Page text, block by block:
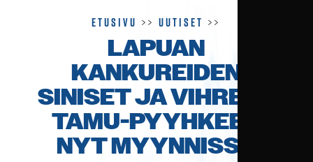
Etusivu >>Uutiset >>
LAPUAN
KANKUREIDEN
SINISET JA VIHREÄT
TAMU-PYYHKEET
NYT MYYNNISSÄ